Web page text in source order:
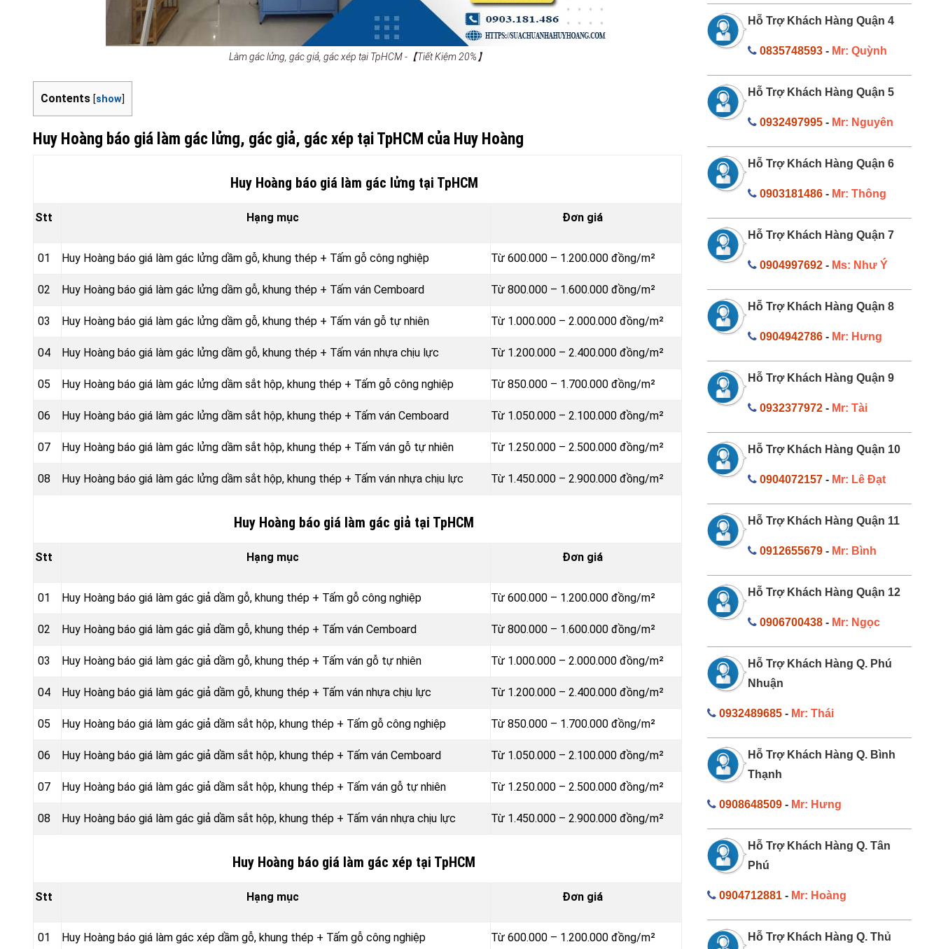
Làm gác lửng, gác giả, gác xép tại TpHCM -【Tiết Kiệm 20%】
Contents [show]
Huy Hoàng báo giá làm gác lửng, gác giả, gác xép tại TpHCM của Huy Hoàng
Huy Hoàng báo giá làm gác lửng tại TpHCM
Stt Hạng mục Đơn giá
01 Huy Hoàng báo giá làm gác lửng dầm gỗ, khung thép + Tấm gỗ công nghiệp Từ 600.000 – 1.200.000 đồng/m²
02 Huy Hoàng báo giá làm gác lửng dầm gỗ, khung thép + Tấm ván Cemboard Từ 800.000 – 1.600.000 đồng/m²
03 Huy Hoàng báo giá làm gác lửng dầm gỗ, khung thép + Tấm ván gỗ tự nhiên Từ 1.000.000 – 2.000.000 đồng/m²
04 Huy Hoàng báo giá làm gác lửng dầm gỗ, khung thép + Tấm ván nhựa chịu lực Từ 1.200.000 – 2.400.000 đồng/m²
05 Huy Hoàng báo giá làm gác lửng dầm sắt hộp, khung thép + Tấm gỗ công nghiệp Từ 850.000 – 1.700.000 đồng/m²
06 Huy Hoàng báo giá làm gác lửng dầm sắt hộp, khung thép + Tấm ván Cemboard Từ 1.050.000 – 2.100.000 đồng/m²
07 Huy Hoàng báo giá làm gác lửng dầm sắt hộp, khung thép + Tấm ván gỗ tự nhiên Từ 1.250.000 – 2.500.000 đồng/m²
08 Huy Hoàng báo giá làm gác lửng dầm sắt hộp, khung thép + Tấm ván nhựa chịu lực Từ 1.450.000 – 2.900.000 đồng/m²
Huy Hoàng báo giá làm gác giả tại TpHCM
Stt Hạng mục Đơn giá
01 Huy Hoàng báo giá làm gác giả dầm gỗ, khung thép + Tấm gỗ công nghiệp Từ 600.000 – 1.200.000 đồng/m²
02 Huy Hoàng báo giá làm gác giả dầm gỗ, khung thép + Tấm ván Cemboard Từ 800.000 – 1.600.000 đồng/m²
03 Huy Hoàng báo giá làm gác giả dầm gỗ, khung thép + Tấm ván gỗ tự nhiên Từ 1.000.000 – 2.000.000 đồng/m²
04 Huy Hoàng báo giá làm gác giả dầm gỗ, khung thép + Tấm ván nhựa chịu lực Từ 1.200.000 – 2.400.000 đồng/m²
05 Huy Hoàng báo giá làm gác giả dầm sắt hộp, khung thép + Tấm gỗ công nghiệp Từ 850.000 – 1.700.000 đồng/m²
06 Huy Hoàng báo giá làm gác giả dầm sắt hộp, khung thép + Tấm ván Cemboard Từ 1.050.000 – 2.100.000 đồng/m²
07 Huy Hoàng báo giá làm gác giả dầm sắt hộp, khung thép + Tấm ván gỗ tự nhiên Từ 1.250.000 – 2.500.000 đồng/m²
08 Huy Hoàng báo giá làm gác giả dầm sắt hộp, khung thép + Tấm ván nhựa chịu lực Từ 1.450.000 – 2.900.000 đồng/m²
Huy Hoàng báo giá làm gác xép tại TpHCM
Stt Hạng mục Đơn giá
01 Huy Hoàng báo giá làm gác xép dầm gỗ, khung thép + Tấm gỗ công nghiệp Từ 600.000 – 1.200.000 đồng/m²
Hỗ Trợ Khách Hàng Quận 4
0835748593 - Mr: Quỳnh
Hỗ Trợ Khách Hàng Quận 5
0932497995 - Mr: Nguyên
Hỗ Trợ Khách Hàng Quận 6
0903181486 - Mr: Thông
Hỗ Trợ Khách Hàng Quận 7
0904997692 - Ms: Như Ý
Hỗ Trợ Khách Hàng Quận 8
0904942786 - Mr: Hưng
Hỗ Trợ Khách Hàng Quận 9
0932377972 - Mr: Tài
Hỗ Trợ Khách Hàng Quận 10
0904072157 - Mr: Lê Đạt
Hỗ Trợ Khách Hàng Quận 11
0912655679 - Mr: Bình
Hỗ Trợ Khách Hàng Quận 12
0906700438 - Mr: Ngọc
Hỗ Trợ Khách Hàng Q. Phú
Nhuận
0932489685- Mr: Thái
Hỗ Trợ Khách Hàng Q. Bình
Thạnh
0908648509- Mr: Hưng
Hỗ Trợ Khách Hàng Q. Tân
Phú
0904712881- Mr: Hoàng
Hỗ Trợ Khách Hàng Q. Thủ